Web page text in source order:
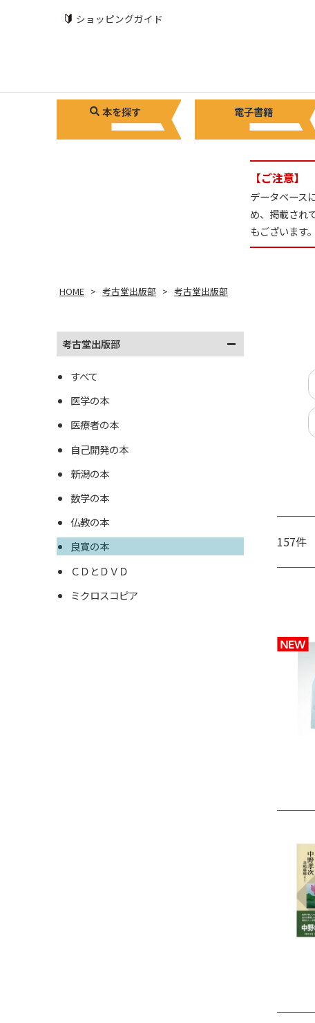
ショッピングガイド
本を探す 電子書籍
【ご注意】
データベース
め、掲載され
もございます
HOME 考古堂出版部 考古堂出版部
157件
考古堂出版部
すべて
医学の本
医療者の本
自己開発の本
新潟の本
数学の本
仏教の本
良寛の本
ＣＤとＤＶＤ
ミクロスコピア